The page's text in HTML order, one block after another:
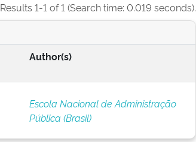
Results 1-1 of 1 (Search time: 0.019 seconds).
Author(s)
Escola Nacional de Administração
Pública (Brasil)